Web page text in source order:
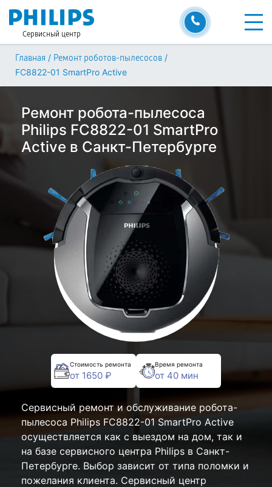
Сервисный центр
Главная / Ремонт роботов-пылесосов /
FC8822-01 SmartPro Active
Ремонт робота-пылесоса
Philips FC8822-01 SmartPro
Active в Санкт-Петербурге
Стоимость ремонта
от 1650 ₽
Время ремонта
от 40 мин
Сервисный ремонт и обслуживание робота-
пылесоса Philips FC8822-01 SmartPro Active
осуществляется как с выездом на дом, так и
на базе сервисного центра Philips в Санкт-
Петербурге. Выбор зависит от типа поломки и
пожелания клиента. Сервисный центр